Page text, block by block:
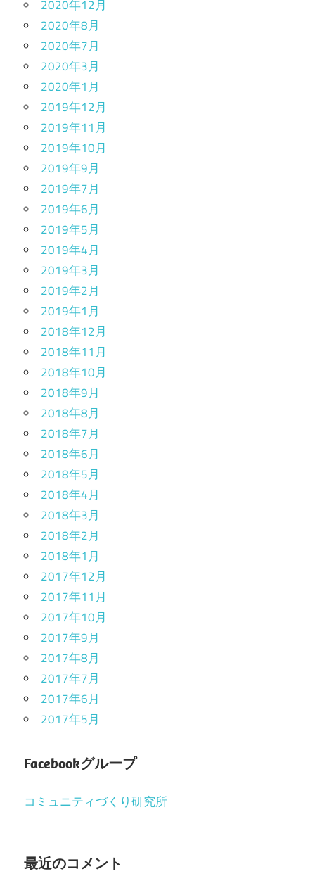
2020年12月
2020年8月
2020年7月
2020年3月
2020年1月
2019年12月
2019年11月
2019年10月
2019年9月
2019年7月
2019年6月
2019年5月
2019年4月
2019年3月
2019年2月
2019年1月
2018年12月
2018年11月
2018年10月
2018年9月
2018年8月
2018年7月
2018年6月
2018年5月
2018年4月
2018年3月
2018年2月
2018年1月
2017年12月
2017年11月
2017年10月
2017年9月
2017年8月
2017年7月
2017年6月
2017年5月
Facebookグループ
コミュニティづくり研究所
最近のコメント